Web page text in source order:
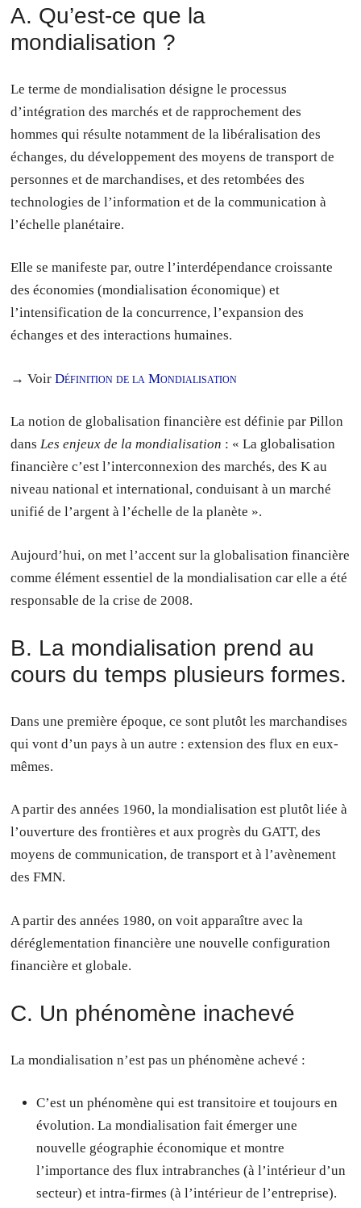
A. Qu’est-ce que la
mondialisation ?
Le terme de mondialisation désigne le processus
d’intégration des marchés et de rapprochement des
hommes qui résulte notamment de la libéralisation des
échanges, du développement des moyens de transport de
personnes et de marchandises, et des retombées des
technologies de l’information et de la communication à
l’échelle planétaire.
Elle se manifeste par, outre l’interdépendance croissante
des économies (mondialisation économique) et
l’intensification de la concurrence, l’expansion des
échanges et des interactions humaines.
→ VoirDéfinition de la Mondialisation
La notion de globalisation financière est définie par Pillon
dansLes enjeux de la mondialisation : « La globalisation
financière c’est l’interconnexion des marchés, des K au
niveau national et international, conduisant à un marché
unifié de l’argent à l’échelle de la planète ».
Aujourd’hui, on met l’accent sur la globalisation financière
comme élément essentiel de la mondialisation car elle a été
responsable de la crise de 2008.
B. La mondialisation prend au
cours du temps plusieurs formes.
Dans une première époque, ce sont plutôt les marchandises
qui vont d’un pays à un autre : extension des flux en eux-
mêmes.
A partir des années 1960, la mondialisation est plutôt liée à
l’ouverture des frontières et aux progrès du GATT, des
moyens de communication, de transport et à l’avènement
des FMN.
A partir des années 1980, on voit apparaître avec la
déréglementation financière une nouvelle configuration
financière et globale.
C. Un phénomène inachevé
La mondialisation n’est pas un phénomène achevé :
C’est un phénomène qui est transitoire et toujours en
évolution. La mondialisation fait émerger une
nouvelle géographie économique et montre
l’importance des flux intrabranches (à l’intérieur d’un
secteur) et intra-firmes (à l’intérieur de l’entreprise).